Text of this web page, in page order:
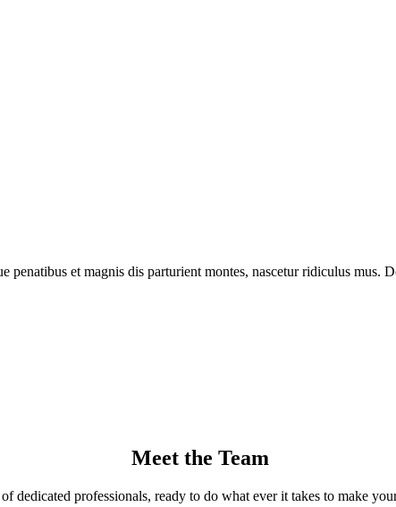
penatibus et magnis dis parturient montes, nascetur ridiculus mus.
Meet the Team
of dedicated professionals, ready to do what ever it takes to make